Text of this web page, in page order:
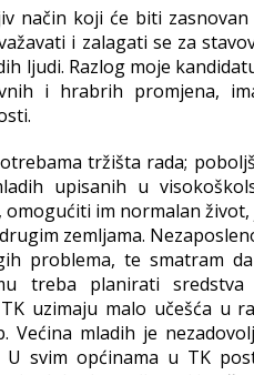
način koji će biti zasnovan
i zalagati se za
ljudi. Razlog moje
i hrabrih promjena,
tržišta rada;
upisanih u
omogućiti im normalan
zemljama.
problema, te smatram
treba planirati sredstva
uzimaju malo učešća u
mladih je
svim općinama u TK